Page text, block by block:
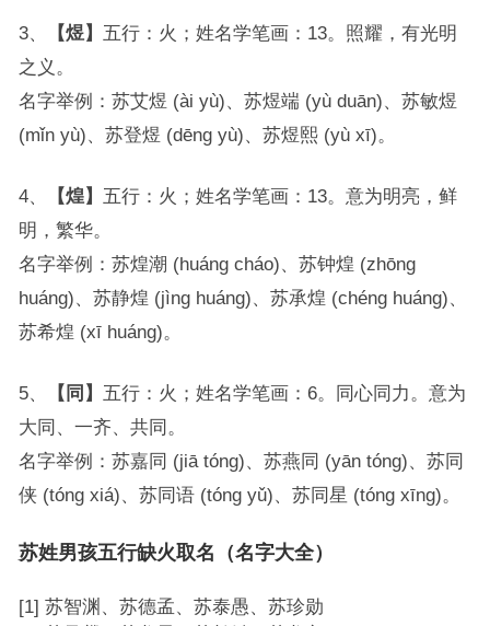
3、 【煜】 五行：火；姓名学笔画：13。照耀，有光明
之义。
名字举例：苏艾煜 (ài yù)、苏煜端 (yù duān)、苏敏煜
(mǐn yù)、苏登煜 (dēng yù)、苏煜熙 (yù xī)。
4、 【煌】 五行：火；姓名学笔画：13。意为明亮，鲜
明，繁华。
名字举例：苏煌潮 (huáng cháo)、苏钟煌 (zhōng
huáng)、苏静煌 (jìng huáng)、苏承煌 (chéng huáng)、
苏希煌 (xī huáng)。
5、 【同】 五行：火；姓名学笔画：6。同心同力。意为
大同、一齐、共同。
名字举例：苏嘉同 (jiā tóng)、苏燕同 (yān tóng)、苏同
侠 (tóng xiá)、苏同语 (tóng yǔ)、苏同星 (tóng xīng)。
苏姓男孩五行缺火取名（名字大全）
[1] 苏智渊、苏德孟、苏泰愚、苏珍勋